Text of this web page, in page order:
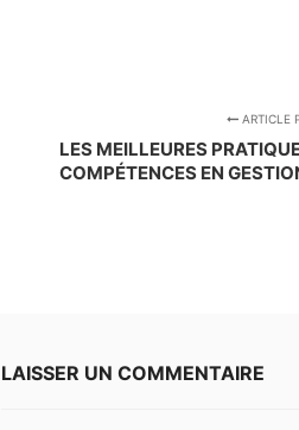
ARTICLE
LES MEILLEURES
COMPÉTENCES EN
LAISSER UN COMMENTAIRE